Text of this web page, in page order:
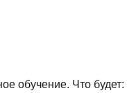
обучение. Что будет: